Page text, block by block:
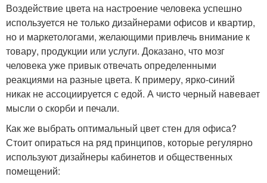
Воздействие цвета на настроение человека успешно
используется не только дизайнерами офисов и квартир,
но и маркетологами, желающими привлечь внимание к
товару, продукции или услуги. Доказано, что мозг
человека уже привык отвечать определенными
реакциями на разные цвета. К примеру, ярко-синий
никак не ассоциируется с едой. А чисто черный навевает
мысли о скорби и печали.
Как же выбрать оптимальный цвет стен для офиса?
Стоит опираться на ряд принципов, которые регулярно
используют дизайнеры кабинетов и общественных
помещений: